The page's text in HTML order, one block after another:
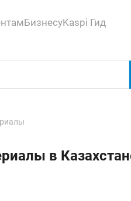
БизнесуKaspi Гид
в